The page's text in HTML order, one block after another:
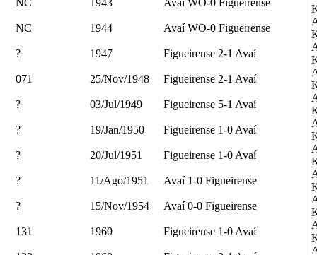
NC
1943 Avaí WO-0 Figueirense
NC
1944 Avaí WO-0 Figueirense
?
1947 Figueirense 2-1 Avaí
071
25/Nov/1948 Figueirense 2-1 Avaí
?
03/Jul/1949 Figueirense 5-1 Avaí
?
19/Jan/1950 Figueirense 1-0 Avaí
?
20/Jul/1951 Figueirense 1-0 Avaí
?
11/Ago/1951 Avaí 1-0 Figueirense
?
15/Nov/1954 Avaí 0-0 Figueirense
131
1960 Figueirense 1-0 Avaí